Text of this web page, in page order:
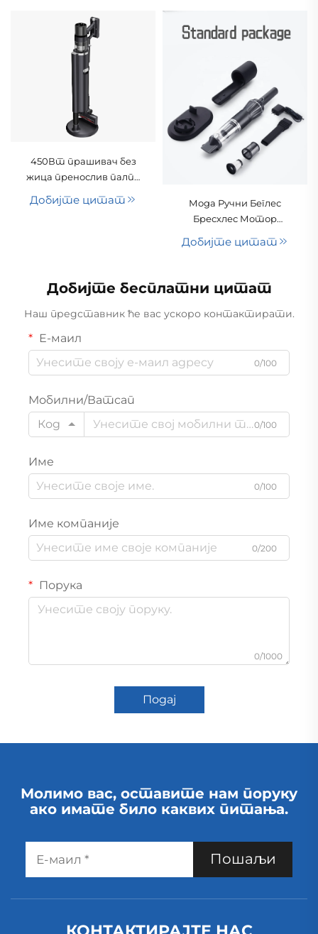
450Вт прашивач без
жица пренослив палпа
за кућне љубимце
Добијте цитат
Мода Ручни Беглес
Бресхлес Мотор
Портабилни Беилерс
Хотел Домаћинство
Добијте цитат
Добијте бесплатни цитат
Наш представник ће вас ускоро контактирати.
Е-маил
0/100
Мобилни/Ватсап
Код
0/100
Име
0/100
Име компаније
0/200
Порука
0/1000
Подај
Молимо вас, оставите нам поруку
ако имате било каквих питања.
Пошаљи